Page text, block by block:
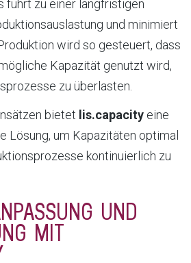
führt zu einer langfristigen
und minimiert
wird so gesteuert, dass
Kapazität genutzt wird,
zu überlasten.
bietet lis.capacity eine
Lösung, um Kapazitäten optimal
kontinuierlich zu
UND
MIT